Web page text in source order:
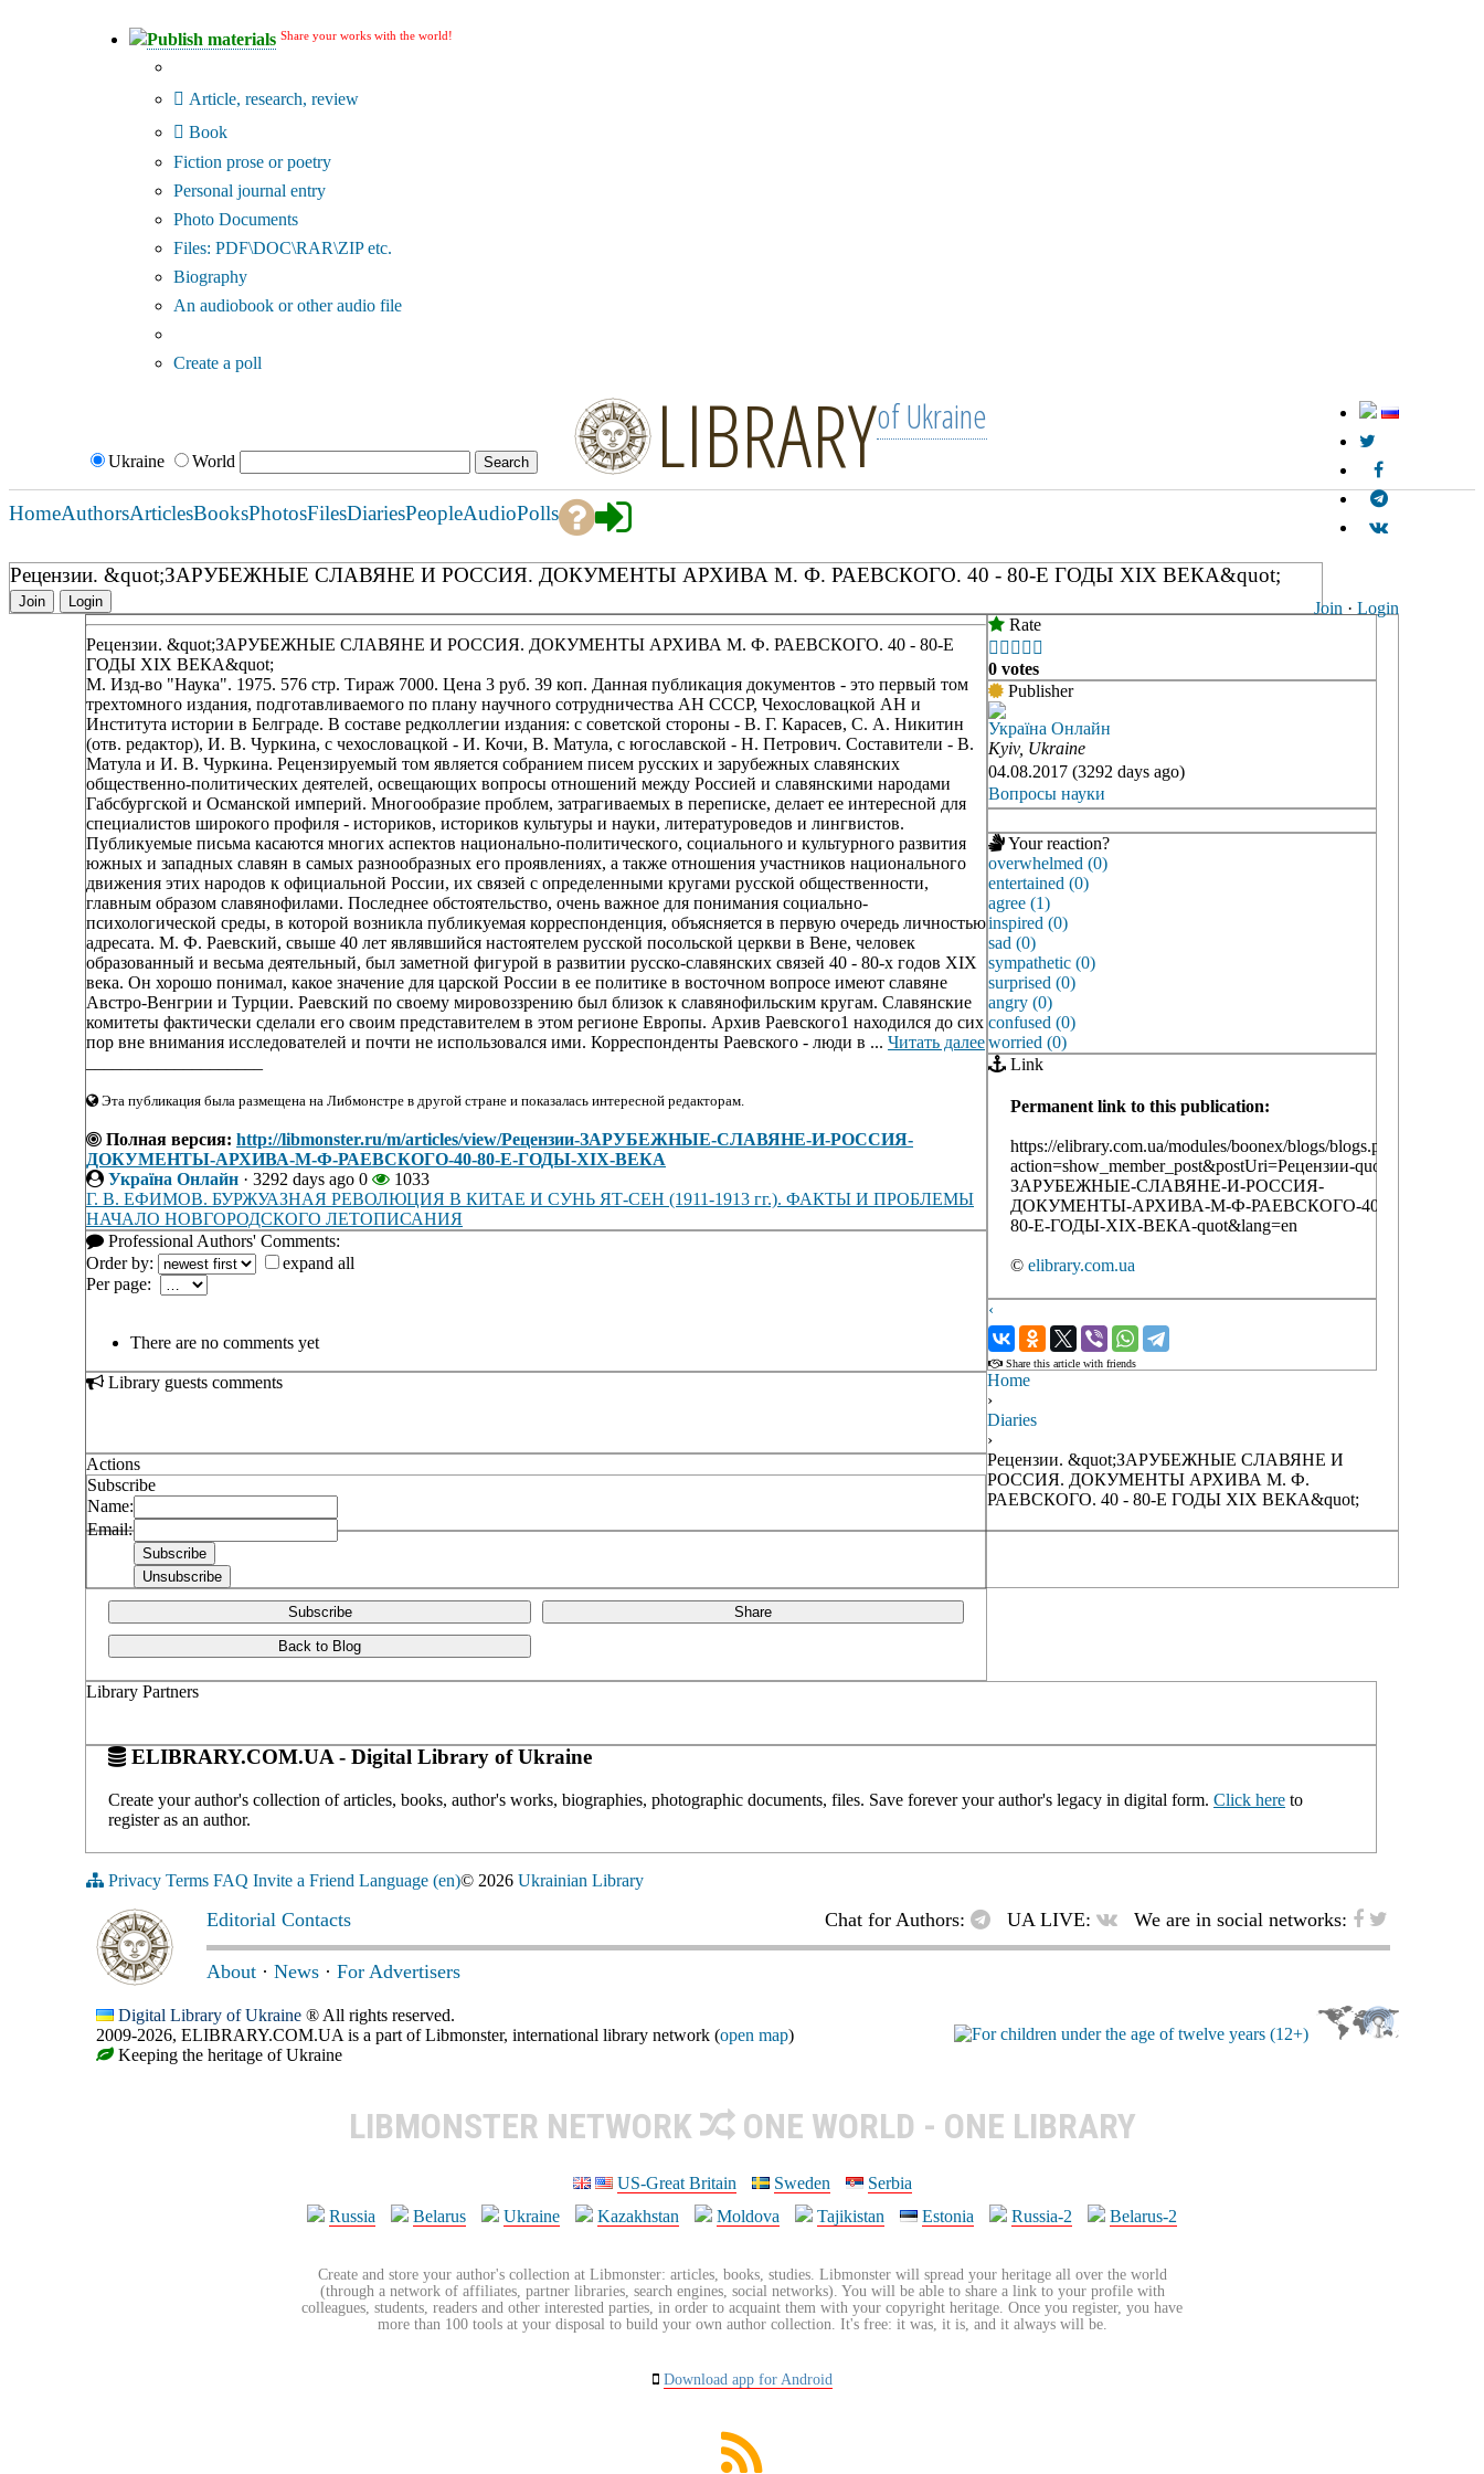
Publish materials Share your works with the world!
Article, research, review
Book
Fiction prose or poetry
Personal journal entry
Photo Documents
Files: PDF\DOC\RAR\ZIP etc.
Biography
An audiobook or other audio file
Create a poll
Ukraine World LIBRARYof Ukraine
Join · Login
HomeAuthorsArticlesBooksPhotosFilesDiariesPeopleAudioPolls
Рецензии. &quot;ЗАРУБЕЖНЫЕ СЛАВЯНЕ И РОССИЯ. ДОКУМЕНТЫ АРХИВА М. Ф. РАЕВСКОГО. 40 - 80-Е ГОДЫ XIX ВЕКА&quot;
Join Login
Рецензии. &quot;ЗАРУБЕЖНЫЕ СЛАВЯНЕ И РОССИЯ. ДОКУМЕНТЫ АРХИВА М. Ф. РАЕВСКОГО. 40 - 80-Е
ГОДЫ XIX ВЕКА&quot;
М. Изд-во "Наука". 1975. 576 стр. Тираж 7000. Цена 3 руб. 39 коп. Данная публикация документов - это первый том
трехтомного издания, подготавливаемого по плану научного сотрудничества АН СССР, Чехословацкой АН и
Института истории в Белграде. В составе редколлегии издания: с советской стороны - В. Г. Карасев, С. А. Никитин
(отв. редактор), И. В. Чуркина, с чехословацкой - И. Кочи, В. Матула, с югославской - Н. Петрович. Составители - В.
Матула и И. В. Чуркина. Рецензируемый том является собранием писем русских и зарубежных славянских
общественно-политических деятелей, освещающих вопросы отношений между Россией и славянскими народами
Габсбургской и Османской империй. Многообразие проблем, затрагиваемых в переписке, делает ее интересной для
специалистов широкого профиля - историков, историков культуры и науки, литературоведов и лингвистов.
Публикуемые письма касаются многих аспектов национально-политического, социального и культурного развития
южных и западных славян в самых разнообразных его проявлениях, а также отношения участников национального
движения этих народов к официальной России, их связей с определенными кругами русской общественности,
главным образом славянофилами. Последнее обстоятельство, очень важное для понимания социально-
психологической среды, в которой возникла публикуемая корреспонденция, объясняется в первую очередь личностью
адресата. М. Ф. Раевский, свыше 40 лет являвшийся настоятелем русской посольской церкви в Вене, человек
образованный и весьма деятельный, был заметной фигурой в развитии русско-славянских связей 40 - 80-х годов XIX
века. Он хорошо понимал, какое значение для царской России в ее политике в восточном вопросе имеют славяне
Австро-Венгрии и Турции. Раевский по своему мировоззрению был близок к славянофильским кругам. Славянские
комитеты фактически сделали его своим представителем в этом регионе Европы. Архив Раевского1 находился до сих
пор вне внимания исследователей и почти не использовался ими. Корреспонденты Раевского - люди в ... Читать далее
Эта публикация была размещена на Либмонстре в другой стране и показалась интересной редакторам.
Полная версия: http://libmonster.ru/m/articles/view/Рецензии-ЗАРУБЕЖНЫЕ-СЛАВЯНЕ-И-РОССИЯ-
ДОКУМЕНТЫ-АРХИВА-М-Ф-РАЕВСКОГО-40-80-Е-ГОДЫ-XIX-ВЕКА
Україна Онлайн · 3292 days ago 0
1033
Г. В. ЕФИМОВ. БУРЖУАЗНАЯ РЕВОЛЮЦИЯ В КИТАЕ И СУНЬ ЯТ-СЕН (1911-1913 гг.). ФАКТЫ И ПРОБЛЕМЫ
НАЧАЛО НОВГОРОДСКОГО ЛЕТОПИСАНИЯ
Professional Authors' Comments:
Order by:
expand all
Per page:
There are no comments yet
Library guests comments
Actions
Subscribe
Name:
Email:
Subscribe Share
Back to Blog
Rate
    
0 votes
Publisher
Україна Онлайн
Kyiv, Ukraine
04.08.2017 (3292 days ago)
Вопросы науки
Your reaction?
overwhelmed (0)
entertained (0)
agree (1)
inspired (0)
sad (0)
sympathetic (0)
surprised (0)
angry (0)
confused (0)
worried (0)
Link
Permanent link to this publication:
https://elibrary.com.ua/modules/boonex/blogs/blogs.php?
action=show_member_post&postUri=Рецензии-quot-
ЗАРУБЕЖНЫЕ-СЛАВЯНЕ-И-РОССИЯ-
ДОКУМЕНТЫ-АРХИВА-М-Ф-РАЕВСКОГО-40-
80-Е-ГОДЫ-XIX-ВЕКА-quot&lang=en
© elibrary.com.ua
‹
›
Share this article with friends
Library Partners
ELIBRARY.COM.UA - Digital Library of Ukraine
Create your author's collection of articles, books, author's works, biographies, photographic documents, files. Save forever your author's legacy in digital form. Click here to
register as an author.
Home
›
Diaries
›
Рецензии. &quot;ЗАРУБЕЖНЫЕ СЛАВЯНЕ И
РОССИЯ. ДОКУМЕНТЫ АРХИВА М. Ф.
РАЕВСКОГО. 40 - 80-Е ГОДЫ XIX ВЕКА&quot;
Privacy Terms FAQ Invite a Friend Language (en)© 2026 Ukrainian Library
Editorial Contacts Chat for Authors: UA LIVE: We are in social networks:
About · News · For Advertisers
Digital Library of Ukraine ® All rights reserved.
2009-2026, ELIBRARY.COM.UA is a part of Libmonster, international library network (open map)
Keeping the heritage of Ukraine
LIBMONSTER NETWORK ONE WORLD - ONE LIBRARY
US-Great Britain Sweden
Serbia
Russia
Belarus Ukraine Kazakhstan Moldova Tajikistan Estonia Russia-2 Belarus-2
Create and store your author's collection at Libmonster: articles, books, studies. Libmonster will spread your heritage all over the world
(through a network of affiliates, partner libraries, search engines, social networks). You will be able to share a link to your profile with
colleagues, students, readers and other interested parties, in order to acquaint them with your copyright heritage. Once you register, you have
more than 100 tools at your disposal to build your own author collection. It's free: it was, it is, and it always will be.
Download app for Android